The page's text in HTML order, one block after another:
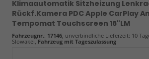
Klimaautomatik Sitzheizung
Rückf.Kamera PDC Apple CarPlay
Tempomat Touchscreen 16"LM
Fahrzeugnr.: 17146, unverbindliche Lieferzeit: 10
Slowakei, Fahrzeug mit Tageszulassung